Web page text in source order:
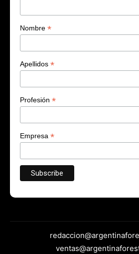
Nombre *
Apellidos *
Profesión *
Empresa *